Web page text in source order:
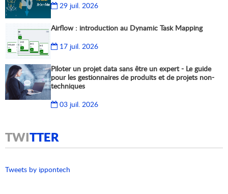
29 juil. 2026
Airflow : introduction au Dynamic Task Mapping
17 juil. 2026
Piloter un projet data sans être un expert - Le guide
pour les gestionnaires de produits et de projets non-
techniques
03 juil. 2026
TWITTER
Tweets by ippontech